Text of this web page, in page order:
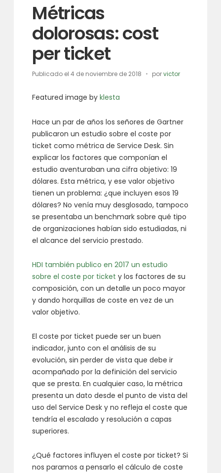
Métricas
dolorosas: cost
per ticket
Publicado el4 de noviembre de 2018 porvictor
Featured image byklesta
Hace un par de años los señores de Gartner
publicaron un estudio sobre el coste por
ticket como métrica de Service Desk. Sin
explicar los factores que componían el
estudio aventuraban una cifra objetivo: 19
dólares. Esta métrica, y ese valor objetivo
tienen un problema: ¿que incluyen esos 19
dólares? No venía muy desglosado, tampoco
se presentaba un benchmark sobre qué tipo
de organizaciones habían sido estudiadas, ni
el alcance del servicio prestado.
HDI también publico en 2017 un estudio
sobre el coste por ticket y los factores de su
composición, con un detalle un poco mayor
y dando horquillas de coste en vez de un
valor objetivo.
El coste por ticket puede ser un buen
indicador, junto con el análisis de su
evolución, sin perder de vista que debe ir
acompañado por la definición del servicio
que se presta. En cualquier caso, la métrica
presenta un dato desde el punto de vista del
uso del Service Desk y no refleja el coste que
tendría el escalado y resolución a capas
superiores.
¿Qué factores influyen el coste por ticket? Si
nos paramos a pensarlo el cálculo de coste